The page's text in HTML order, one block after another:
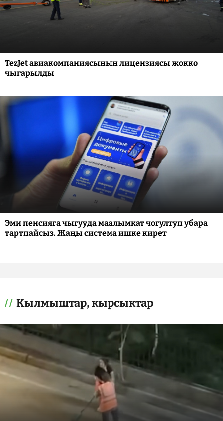
TezJet авиакомпаниясынын лицензиясы жокко
чыгарылды
Эми пенсияга чыгууда маалымкат чогултуп убара
тартпайсыз. Жаңы система ишке кирет
Кылмыштар, кырсыктар